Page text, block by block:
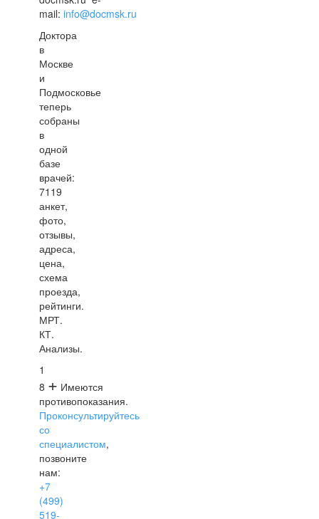
mail: info@docmsk.ru
Доктора
в
Москве
и
Подмосковье
теперь
собраны
в
одной
базе
врачей:
7119
анкет,
фото,
отзывы,
адреса,
цена,
схема
проезда,
рейтинги.
МРТ.
КТ.
Анализы.
1
8 + Имеются
противопоказания.
Проконсультируйтесь
со
специалистом,
позвоните
нам:
+7
(499)
519-